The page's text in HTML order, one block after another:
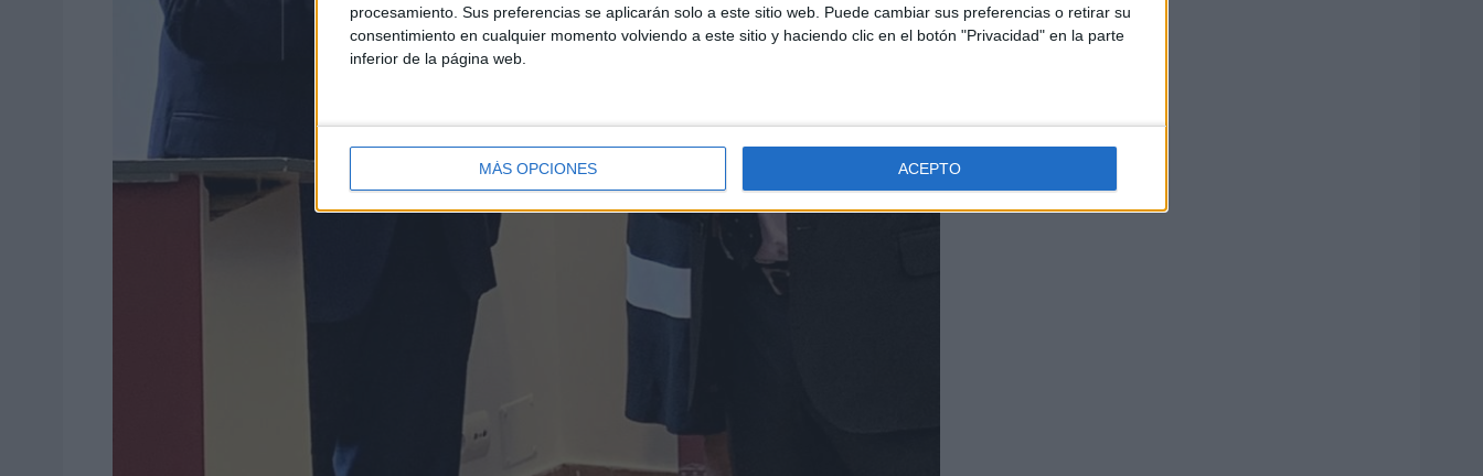
procesamiento. Sus preferencias se aplicarán solo a este sitio web. Puede cambiar sus preferencias o retirar su
consentimiento en cualquier momento volviendo a este sitio y haciendo clic en el botón "Privacidad" en la parte
inferior de la página web.
MÁS OPCIONES ACEPTO